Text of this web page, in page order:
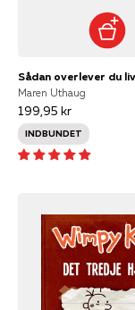
Sådan overlever du
Maren Uthaug
199,95 kr
INDBUNDET